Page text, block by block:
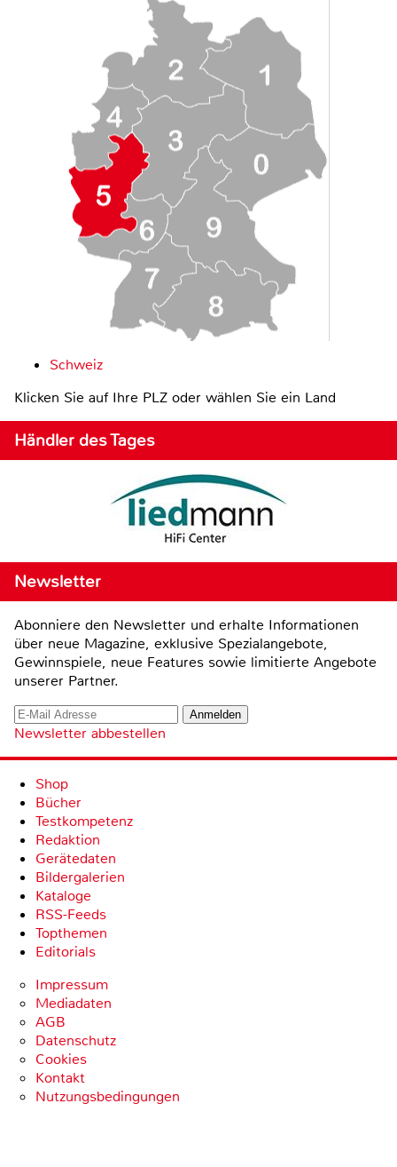
Schweiz
Klicken Sie auf Ihre PLZ oder wählen Sie ein Land
Händler des Tages
Newsletter
Abonniere den Newsletter und erhalte Informationen
über neue Magazine, exklusive Spezialangebote,
Gewinnspiele, neue Features sowie limitierte Angebote
unserer Partner.
Newsletter abbestellen
Shop
Bücher
Testkompetenz
Redaktion
Gerätedaten
Bildergalerien
Kataloge
RSS-Feeds
Topthemen
Editorials
Impressum
Mediadaten
AGB
Datenschutz
Cookies
Kontakt
Nutzungsbedingungen